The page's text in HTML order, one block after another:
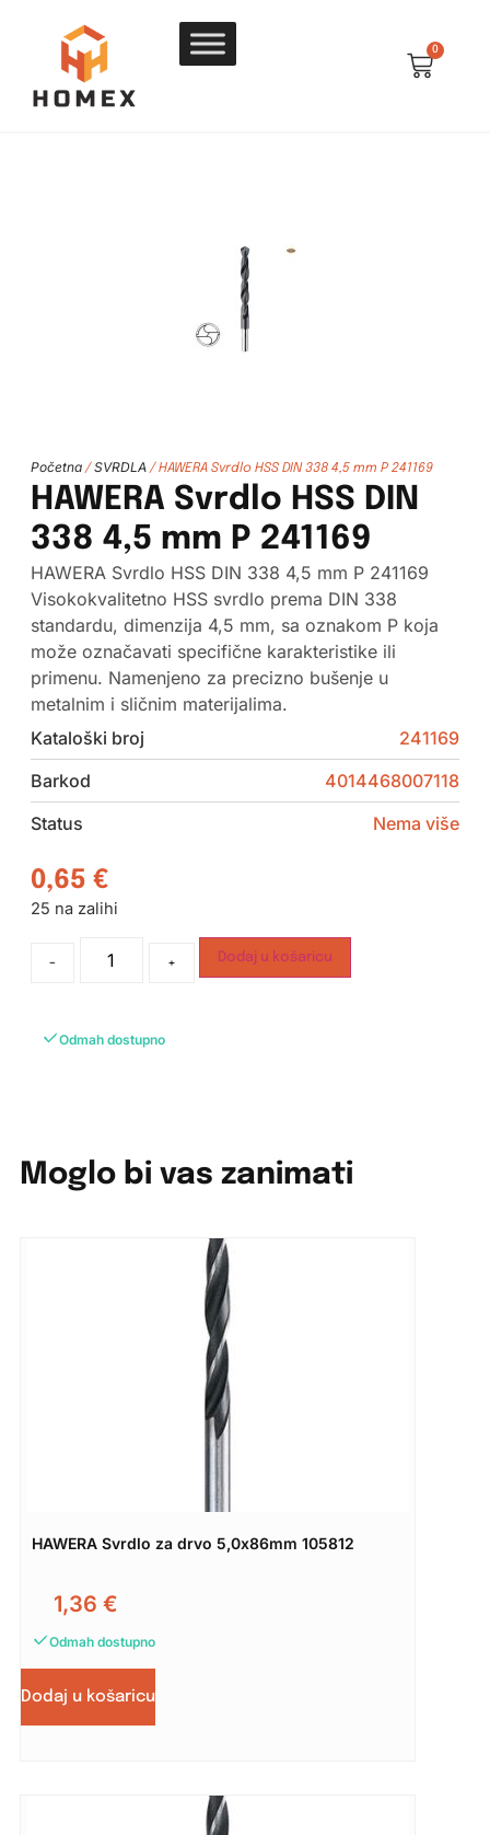
0
Početna/ SVRDLA/ HAWERA Svrdlo HSS DIN 338 4,5 mm P 241169
HAWERA Svrdlo HSS DIN
338 4,5 mm P 241169
HAWERA Svrdlo HSS DIN 338 4,5 mm P 241169
Visokokvalitetno HSS svrdlo prema DIN 338
standardu, dimenzija 4,5 mm, sa oznakom P koja
može označavati specifične karakteristike ili
primenu. Namenjeno za precizno bušenje u
metalnim i sličnim materijalima.
Kataloški broj
241169
Barkod
4014468007118
Status
Nema više
0,65 €
25 na zalihi
- + Dodaj u košaricu
Odmah dostupno
Moglo bi vas zanimati
HAWERA Svrdlo za drvo 5,0x86mm 105812
1,36 €
Odmah dostupno
Dodaj u košaricu